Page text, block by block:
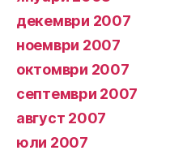
декември 2007
ноември 2007
октомври 2007
септември 2007
август 2007
юли 2007